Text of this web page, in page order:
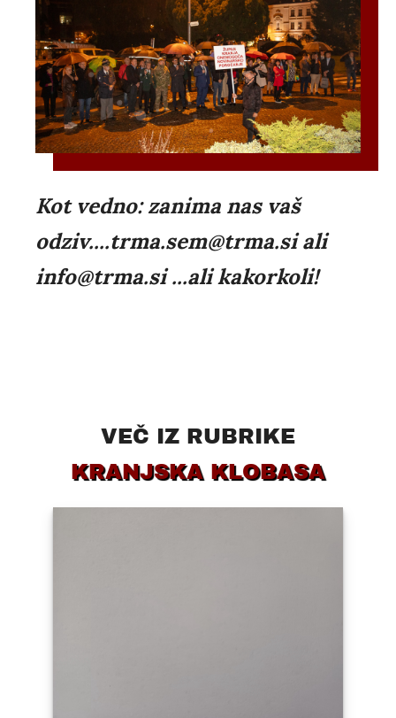
Kot vedno: zanima nas vaš
odziv....trma.sem@trma.si ali
info@trma.si ...ali kakorkoli!
VEČ IZ RUBRIKE
KRANJSKA KLOBASA